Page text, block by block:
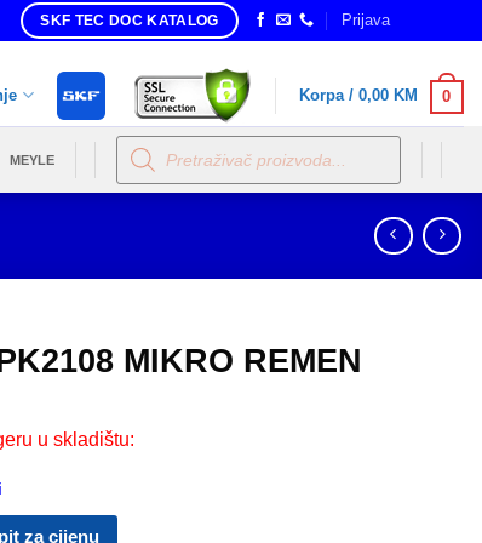
SKF TEC DOC KATALOG Prijava
Korpa / 0,00 KM 0
MEYLE
Products
search
MIKRO REMEN
u skladištu:
za cijenu